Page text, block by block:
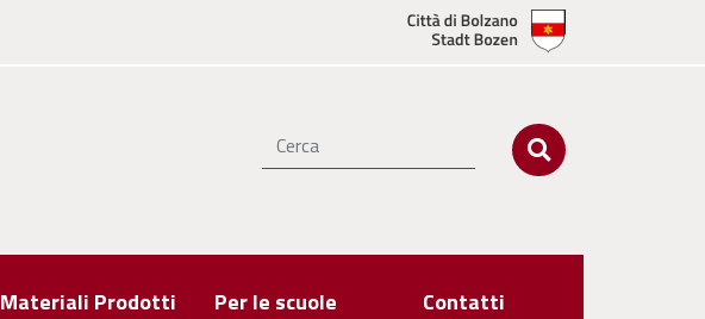
Materiali Prodotti Per le scuole Contatti